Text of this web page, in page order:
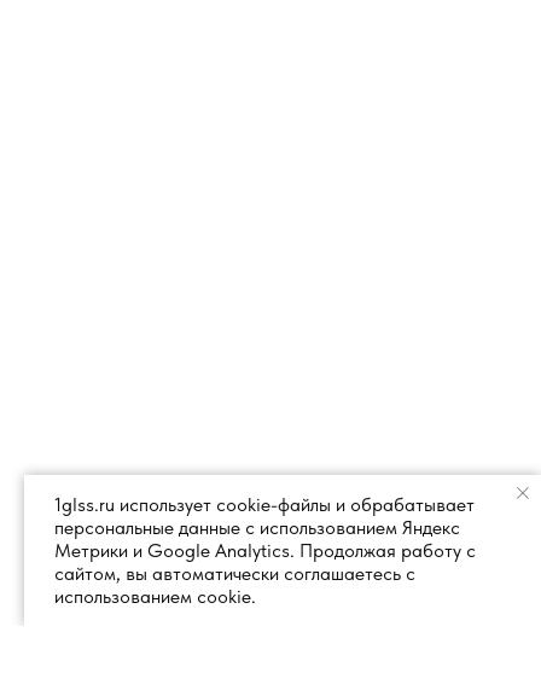
1glss.ru использует cookie-файлы и обрабатывает
персональные данные с использованием Яндекс
Метрики и Google Analytics. Продолжая работу с
сайтом, вы автоматически соглашаетесь с
использованием cookie.